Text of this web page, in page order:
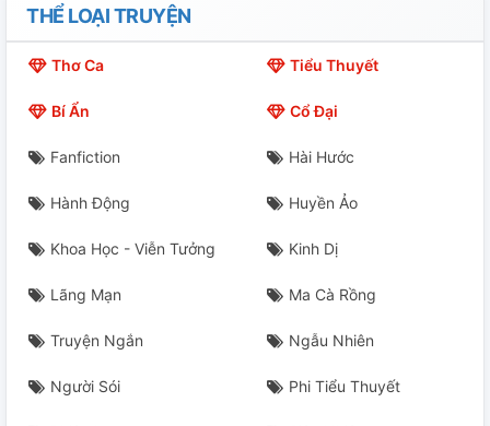
THỂ LOẠI TRUYỆN
Thơ Ca Tiểu Thuyết
Bí Ẩn Cổ Đại
Fanfiction Hài Hước
Hành Động Huyền Ảo
Khoa Học - Viễn Tưởng Kinh Dị
Lãng Mạn Ma Cà Rồng
Truyện Ngắn Ngẫu Nhiên
Người Sói Phi Tiểu Thuyết